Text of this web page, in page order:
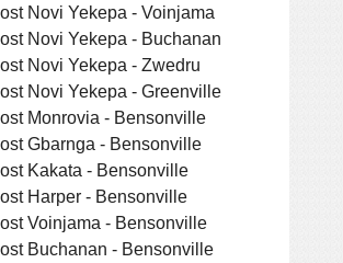
Novi Yekepa - Voinjama
Novi Yekepa - Buchanan
Novi Yekepa - Zwedru
Novi Yekepa - Greenville
Monrovia - Bensonville
Gbarnga - Bensonville
Kakata - Bensonville
Harper - Bensonville
Voinjama - Bensonville
Buchanan - Bensonville